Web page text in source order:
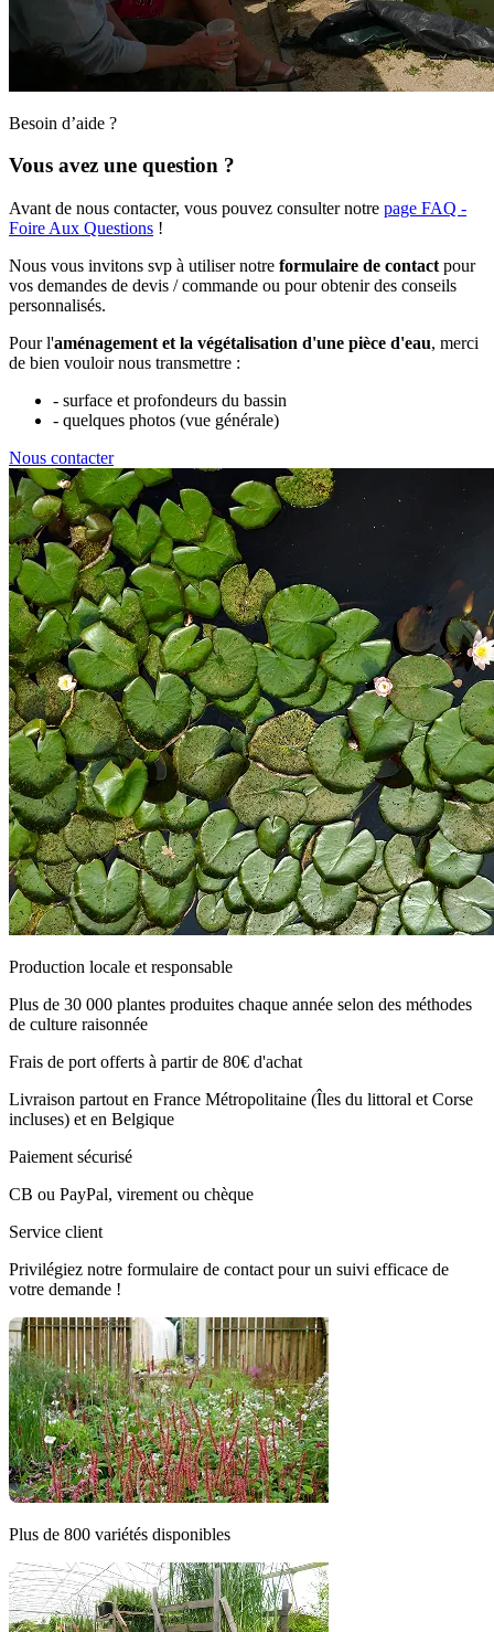
Besoin d’aide ?
Vous avez une question ?
Avant de nous contacter, vous pouvez consulter notre page FAQ -
Foire Aux Questions !
Nous vous invitons svp à utiliser notre formulaire de contact pour
vos demandes de devis / commande ou pour obtenir des conseils
personnalisés.
Pour l'aménagement et la végétalisation d'une pièce d'eau, merci
de bien vouloir nous transmettre :
- surface et profondeurs du bassin
- quelques photos (vue générale)
Nous contacter
Production locale et responsable
Plus de 30 000 plantes produites chaque année selon des méthodes
de culture raisonnée
Frais de port offerts à partir de 80€ d'achat
Livraison partout en France Métropolitaine (Îles du littoral et Corse
incluses) et en Belgique
Paiement sécurisé
CB ou PayPal, virement ou chèque
Service client
Privilégiez notre formulaire de contact pour un suivi efficace de
votre demande !
Plus de 800 variétés disponibles